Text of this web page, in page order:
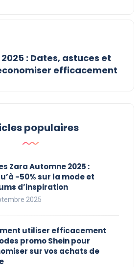
: Dates, astuces et
efficacement
populaires
Zara Automne 2025 :
-50% sur la mode et
d’inspiration
2025
utiliser efficacement
promo Shein pour
sur vos achats de